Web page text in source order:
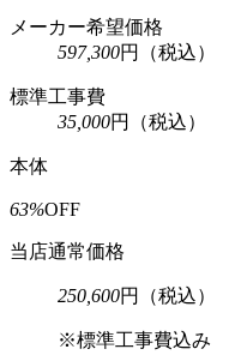
メーカー希望価格
597,300円 （税込）
標準工事費
35,000円 （税込）
本体
63%OFF
当店通常価格
250,600円 （税込）
※標準工事費込み